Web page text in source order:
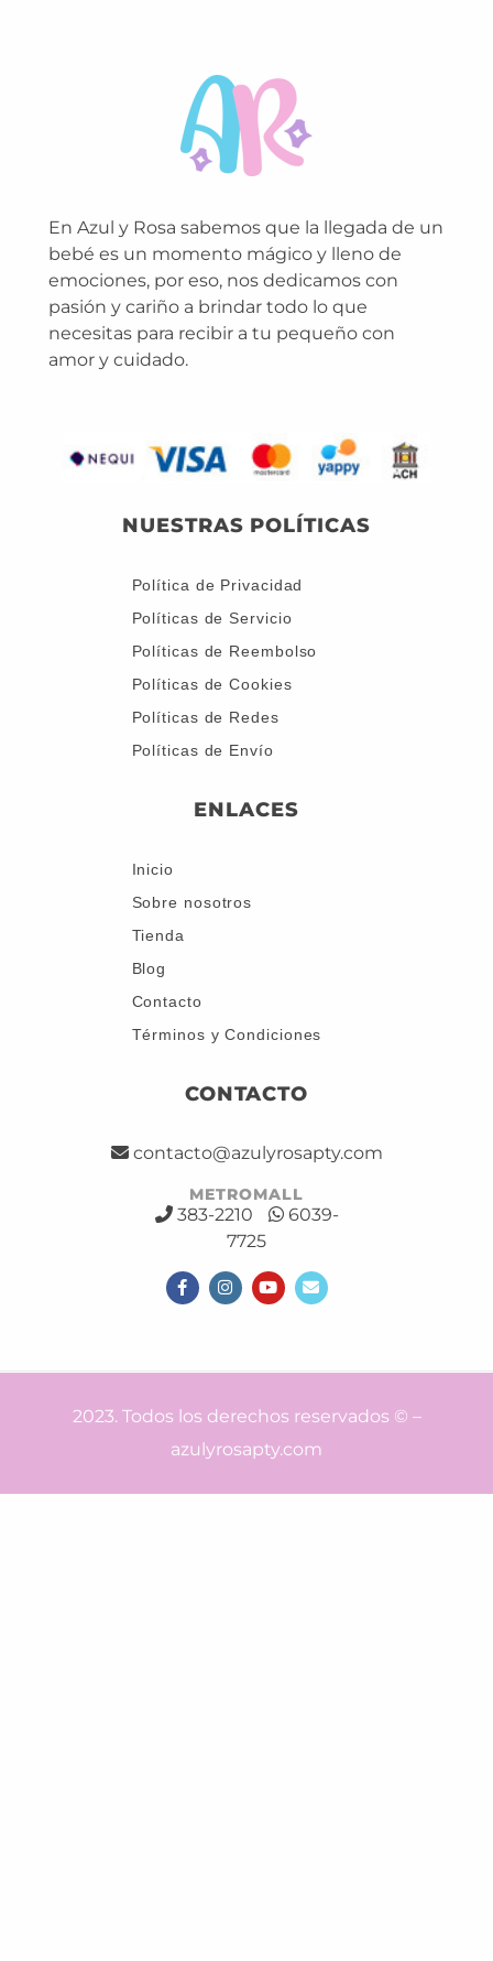
En Azul y Rosa sabemos que la llegada de un
bebé es un momento mágico y lleno de
emociones, por eso, nos dedicamos con
pasión y cariño a brindar todo lo que
necesitas para recibir a tu pequeño con
amor y cuidado.
NUESTRAS POLÍTICAS
Política de Privacidad
Políticas de Servicio
Políticas de Reembolso
Políticas de Cookies
Políticas de Redes
Políticas de Envío
ENLACES
Inicio
Sobre nosotros
Tienda
Blog
Contacto
Términos y Condiciones
CONTACTO
contacto@azulyrosapty.com
METROMALL
383-2210
6039-
7725
2023. Todos los derechos reservados © –
azulyrosapty.com